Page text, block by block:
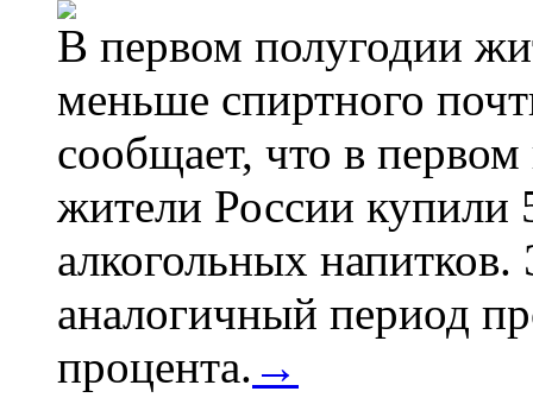
В первом полугодии
меньше спиртного
сообщает, что в
жители России купили
алкогольных
аналогичный период
процента. →